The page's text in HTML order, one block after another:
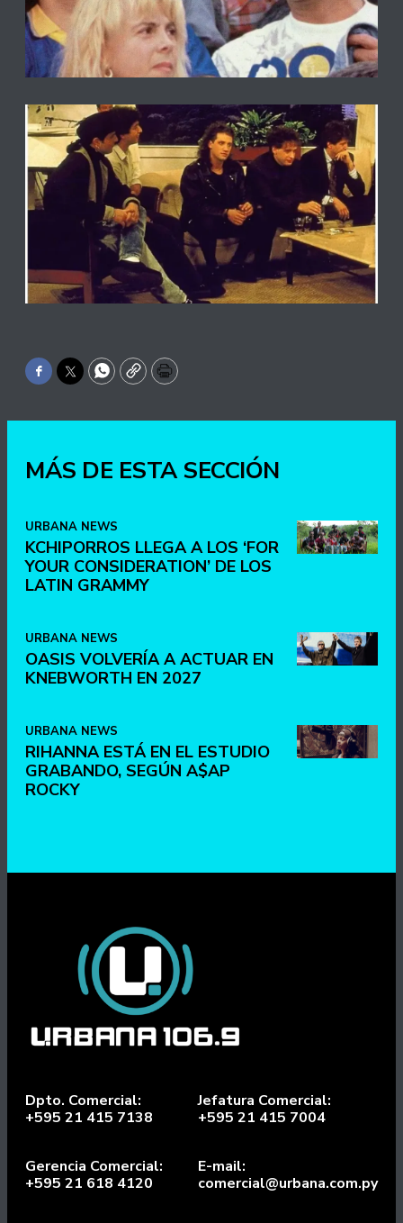
Facebook
TwitterWhatsApp
CopyPrint
MÁS DE ESTA SECCIÓN
URBANA NEWS
KCHIPORROS LLEGA A LOS ‘FOR
YOUR CONSIDERATION’ DE LOS
LATIN GRAMMY
URBANA NEWS
OASIS VOLVERÍA A ACTUAR EN
KNEBWORTH EN 2027
URBANA NEWS
RIHANNA ESTÁ EN EL ESTUDIO
GRABANDO, SEGÚN A$AP
ROCKY
Dpto. Comercial:
+595 21 415 7138
Jefatura Comercial:
+595 21 415 7004
Gerencia Comercial:
+595 21 618 4120
E-mail:
comercial@urbana.com.py